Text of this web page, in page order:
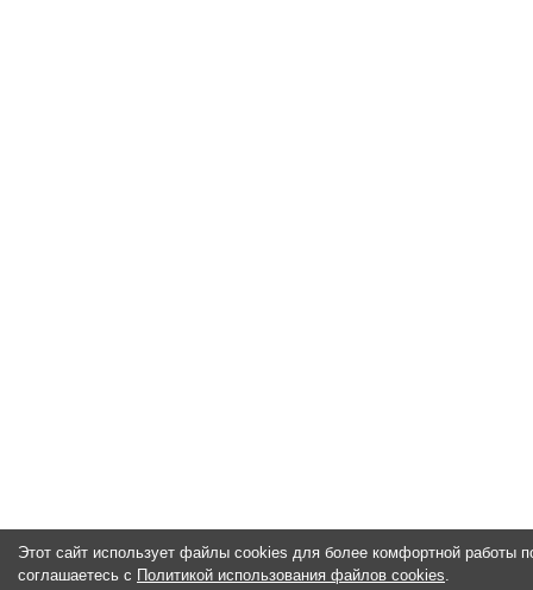
Этот сайт использует файлы cookies для более комфортной работы
соглашаетесь с Политикой использования файлов cookies.